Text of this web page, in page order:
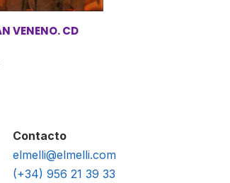
VENENO. CD
Contacto
elmelli@elmelli.com
(+34) 956 21 39 33